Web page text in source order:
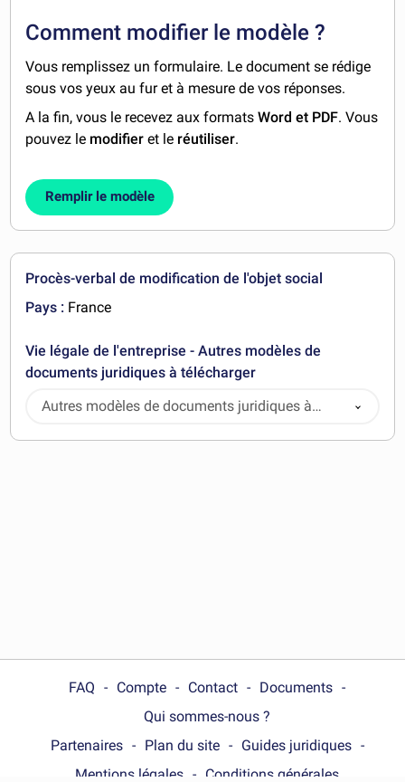
Comment modifier le modèle ?
Vous remplissez un formulaire. Le document se rédige
sous vos yeux au fur et à mesure de vos réponses.
A la fin, vous le recevez aux formatsWord et PDF. Vous
pouvez le modifier et le réutiliser.
Remplir le modèle
Procès-verbal de modification de l'objet social
Pays : France
Vie légale de l'entreprise - Autres modèles de
documents juridiques à télécharger
Autres modèles de documents juridiques à
télécharger
FAQ Compte Contact
Documents
Qui sommes-nous ?
Partenaires
Plan du site
Guides juridiques
Mentions légales
Conditions générales